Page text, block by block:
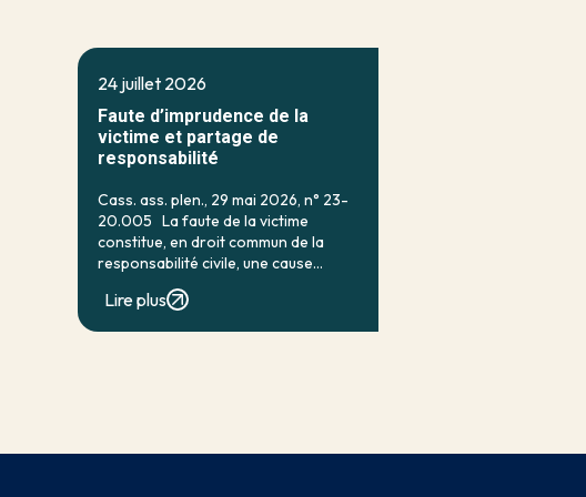
24 juillet 2026
Faute d’imprudence de la
victime et partage de
responsabilité
Cass. ass. plen., 29 mai 2026, n° 23-
20.005 La faute de la victime
constitue, en droit commun de la
responsabilité civile, une cause
Lorsqu’elle a contribué à la
Lire plus